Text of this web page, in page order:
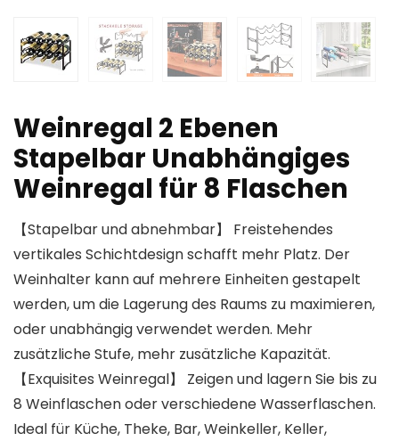
Weinregal 2 Ebenen
Stapelbar Unabhängiges
Weinregal für 8 Flaschen
【Stapelbar und abnehmbar】 Freistehendes
vertikales Schichtdesign schafft mehr Platz. Der
Weinhalter kann auf mehrere Einheiten gestapelt
werden, um die Lagerung des Raums zu maximieren,
oder unabhängig verwendet werden. Mehr
zusätzliche Stufe, mehr zusätzliche Kapazität.
【Exquisites Weinregal】 Zeigen und lagern Sie bis zu
8 Weinflaschen oder verschiedene Wasserflaschen.
Ideal für Küche, Theke, Bar, Weinkeller, Keller,